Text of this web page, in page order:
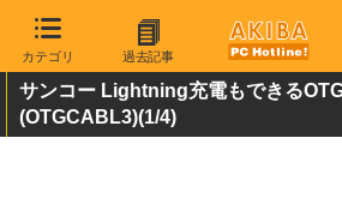
カテゴリ 過去記事
サンコー Lightning充電もできる
(OTGCABL3)(1/4)